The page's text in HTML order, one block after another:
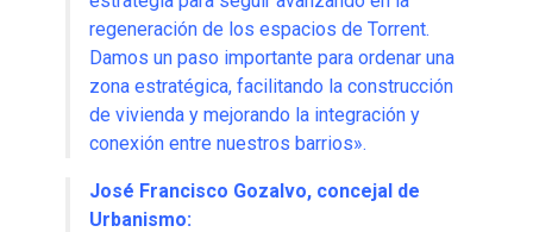
regeneración de los espacios de Torrent.
Damos un paso importante para ordenar una
zona estratégica, facilitando la construcción
de vivienda y mejorando la integración y
conexión entre nuestros barrios».
José Francisco Gozalvo, concejal de
Urbanismo: